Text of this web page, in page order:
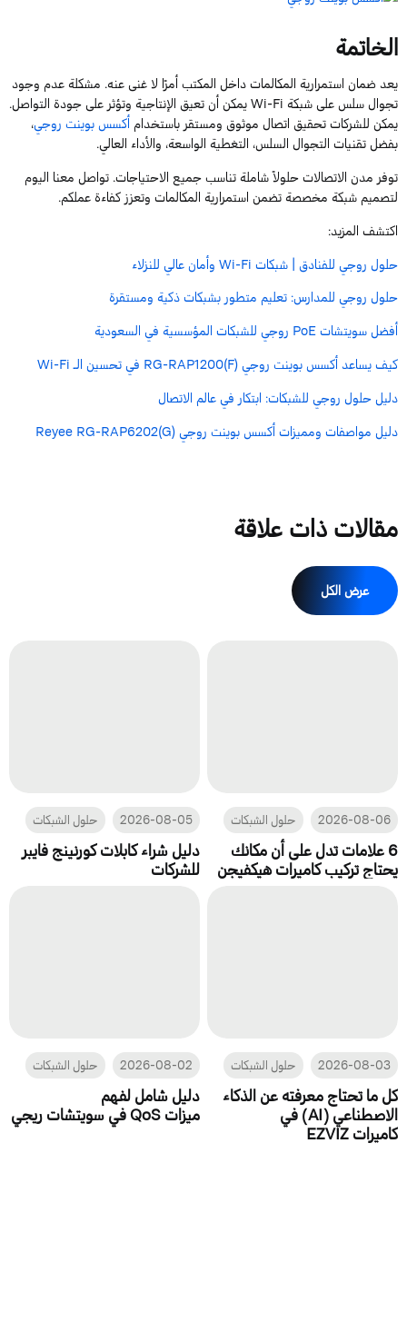
الخاتمة
يعد ضمان استمرارية المكالمات داخل المكتب أمرًا لا غنى عنه. مشكلة عدم وجود
تجوال سلس على شبكة Wi-Fi يمكن أن تعيق الإنتاجية وتؤثر على جودة التواصل.
يمكن للشركات تحقيق اتصال موثوق ومستقر باستخدامأكسس بوينت روجي،
بفضل تقنيات التجوال السلس، التغطية الواسعة، والأداء العالي.
توفر مدن الاتصالات حلولاً شاملة تناسب جميع الاحتياجات. تواصل معنا اليوم
لتصميم شبكة مخصصة تضمن استمرارية المكالمات وتعزز كفاءة عملكم.
اكتشف المزيد:
حلول روجي للفنادق | شبكات Wi-Fi وأمان عالي للنزلاء
حلول روجي للمدارس: تعليم متطور بشبكات ذكية ومستقرة
أفضل سويتشات PoE روجي للشبكات المؤسسية في السعودية
كيف يساعد أكسس بوينت روجي RG-RAP1200(F) في تحسين الـ Wi-Fi
دليل حلول روجي للشبكات: ابتكار في عالم الاتصال
دليل مواصفات ومميزات أكسس بوينت روجي Reyee RG-RAP6202(G)
مقالات ذات علاقة
عرض الكل
2026-08-06 حلول الشبكات
6 علامات تدل على أن مكانك
يحتاج تركيب كاميرات هيكفيجن
2026-08-05 حلول الشبكات
دليل شراء كابلات كورنينج فايبر
للشركات
2026-08-03 حلول الشبكات
كل ما تحتاج معرفته عن الذكاء
الاصطناعي (AI) في
كاميرات EZVIZ
2026-08-02 حلول الشبكات
دليل شامل لفهم
ميزات QoS في سويتشات ريجي